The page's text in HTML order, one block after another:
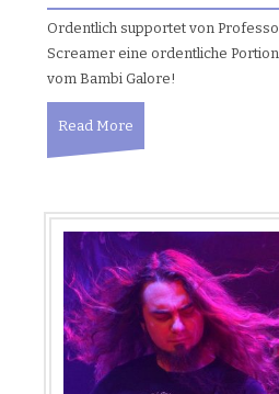
Ordentlich supportet von
Screamer eine ordentliche
vom Bambi Galore!
Read More